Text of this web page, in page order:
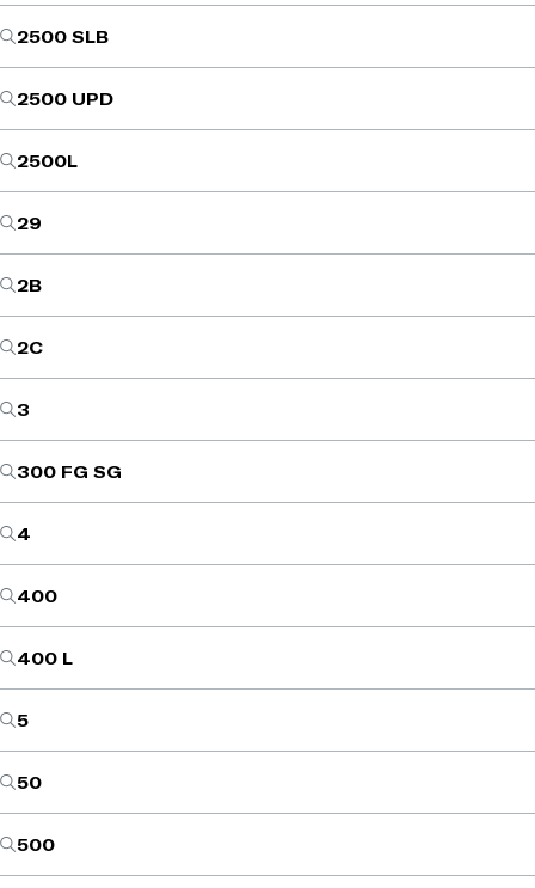
2500 SLB
2500 UPD
2500L
29
2B
2C
3
300 FG SG
4
400
400 L
5
50
500